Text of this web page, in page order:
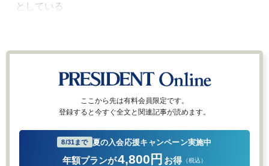
としている
ここから先は有料会員限定です。
登録すると今すぐ全文と関連記事が読めます。
8/31まで 夏の入会応援キャンペーン実施中
年額プランが4,800円 お得 （税込）